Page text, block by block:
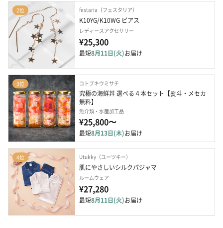
2位 festaria（フェスタリア）
K10YG/K10WG ピアス
レディースアクセサリー
¥25,300
最短8月11日(火)お届け
3位 コトブキウミサチ
究極の海鮮丼 選べる４本セット【熨斗・メセカ
無料】
魚介類・水産加工品
¥25,800〜
最短8月13日(木)お届け
4位 Utukky（ユーツキー）
肌にやさしいシルクパジャマ
ルームウェア
¥27,280
最短8月11日(火)お届け